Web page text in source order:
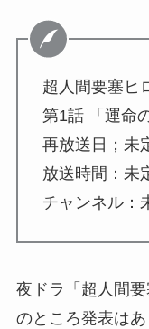
超人間要塞ヒ
第1話 「運命
再放送日；未
放送時間：未
チャンネル：
夜ドラ「超人間
のところ発表はあ